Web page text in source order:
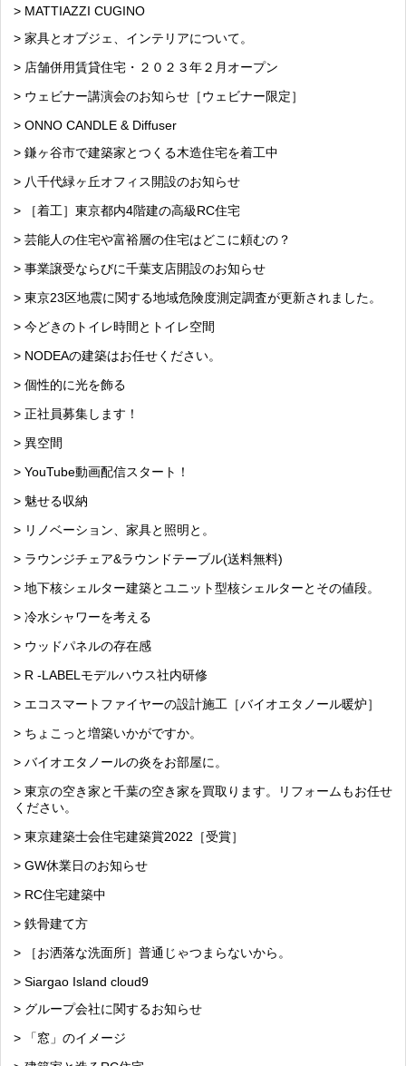
> MATTIAZZI CUGINO
> 家具とオブジェ、インテリアについて。
> 店舗併用賃貸住宅・２０２３年２月オープン
> ウェビナー講演会のお知らせ［ウェビナー限定］
> ONNO CANDLE & Diffuser
> 鎌ヶ谷市で建築家とつくる木造住宅を着工中
> 八千代緑ヶ丘オフィス開設のお知らせ
> ［着工］東京都内4階建の高級RC住宅
> 芸能人の住宅や富裕層の住宅はどこに頼むの？
> 事業譲受ならびに千葉支店開設のお知らせ
> 東京23区地震に関する地域危険度測定調査が更新されました。
> 今どきのトイレ時間とトイレ空間
> NODEAの建築はお任せください。
> 個性的に光を飾る
> 正社員募集します！
> 異空間
> YouTube動画配信スタート！
> 魅せる収納
> リノベーション、家具と照明と。
> ラウンジチェア&ラウンドテーブル(送料無料)
> 地下核シェルター建築とユニット型核シェルターとその値段。
> 冷水シャワーを考える
> ウッドパネルの存在感
> R -LABELモデルハウス社内研修
> エコスマートファイヤーの設計施工［バイオエタノール暖炉］
> ちょこっと増築いかがですか。
> バイオエタノールの炎をお部屋に。
> 東京の空き家と千葉の空き家を買取ります。リフォームもお任せ
ください。
> 東京建築士会住宅建築賞2022［受賞］
> GW休業日のお知らせ
> RC住宅建築中
> 鉄骨建て方
> ［お洒落な洗面所］普通じゃつまらないから。
> Siargao Island cloud9
> グループ会社に関するお知らせ
> 「窓」のイメージ